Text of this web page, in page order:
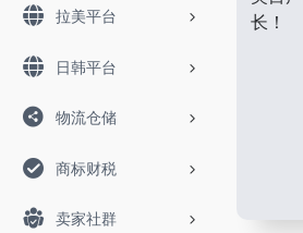
拉美平台
日韩平台
物流仓储
商标财税
卖家社群